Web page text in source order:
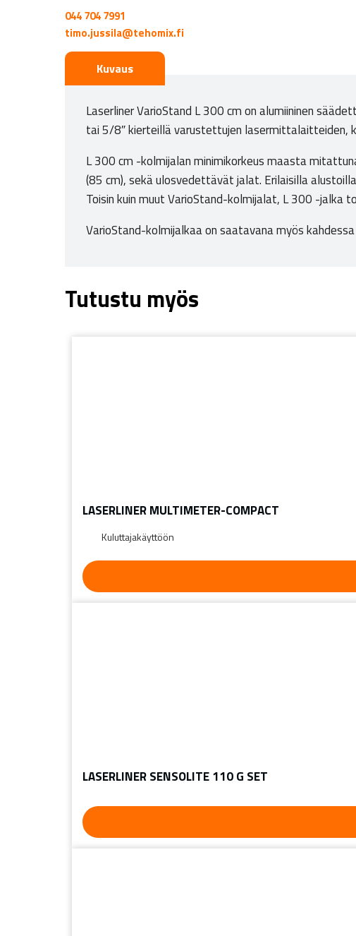
044 704 7991
timo.jussila@tehomix.fi
Kuvaus
Laserliner VarioStand L 300 cm on alumiininen
tai 5/8″ kierteillä varustettujen lasermittalaitteiden,
L 300 cm -kolmijalan minimikorkeus maasta
(85 cm), sekä ulosvedettävät jalat. Erilaisilla
Toisin kuin muut VarioStand-kolmijalat, L 300 -jalka
VarioStand-kolmijalkaa on saatavana myös
Tutustu myös
LASERLINER MULTIMETER-COMPACT
Kuluttajakäyttöön
LASERLINER SENSOLITE 110 G SET